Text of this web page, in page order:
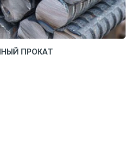
ПРОКАТ